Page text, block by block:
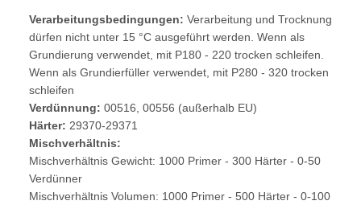
Verarbeitungsbedingungen: Verarbeitung und Trocknung
dürfen nicht unter 15 °C ausgeführt werden. Wenn als
Grundierung verwendet, mit P180 - 220 trocken schleifen.
Wenn als Grundierfüller verwendet, mit P280 - 320 trocken
schleifen
Verdünnung: 00516, 00556 (außerhalb EU)
Härter: 29370-29371
Mischverhältnis:
Mischverhältnis Gewicht: 1000 Primer - 300 Härter - 0-50
Verdünner
Mischverhältnis Volumen: 1000 Primer - 500 Härter - 0-100